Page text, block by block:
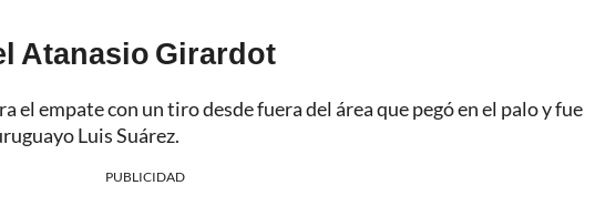
Atanasio Girardot
el empate con un tiro desde fuera del área que pegó en el palo y fue
Luis Suárez.
PUBLICIDAD